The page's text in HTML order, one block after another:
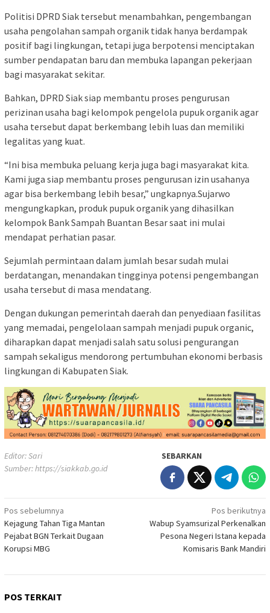
Politisi DPRD Siak tersebut menambahkan, pengembangan
usaha pengolahan sampah organik tidak hanya berdampak
positif bagi lingkungan, tetapi juga berpotensi menciptakan
sumber pendapatan baru dan membuka lapangan pekerjaan
bagi masyarakat sekitar.
Bahkan, DPRD Siak siap membantu proses pengurusan
perizinan usaha bagi kelompok pengelola pupuk organik agar
usaha tersebut dapat berkembang lebih luas dan memiliki
legalitas yang kuat.
“Ini bisa membuka peluang kerja juga bagi masyarakat kita.
Kami juga siap membantu proses pengurusan izin usahanya
agar bisa berkembang lebih besar,” ungkapnya.Sujarwo
mengungkapkan, produk pupuk organik yang dihasilkan
kelompok Bank Sampah Buantan Besar saat ini mulai
mendapat perhatian pasar.
Sejumlah permintaan dalam jumlah besar sudah mulai
berdatangan, menandakan tingginya potensi pengembangan
usaha tersebut di masa mendatang.
Dengan dukungan pemerintah daerah dan penyediaan fasilitas
yang memadai, pengelolaan sampah menjadi pupuk organic,
diharapkan dapat menjadi salah satu solusi pengurangan
sampah sekaligus mendorong pertumbuhan ekonomi berbasis
lingkungan di Kabupaten Siak.
Editor: Sari
Sumber:https://siakkab.go.id
SEBARKAN
Navigasi
pos
Pos sebelumnya
Kejagung Tahan Tiga Mantan
Pejabat BGN Terkait Dugaan
Korupsi MBG
Pos berikutnya
Wabup Syamsurizal Perkenalkan
Pesona Negeri Istana kepada
Komisaris Bank Mandiri
POS TERKAIT